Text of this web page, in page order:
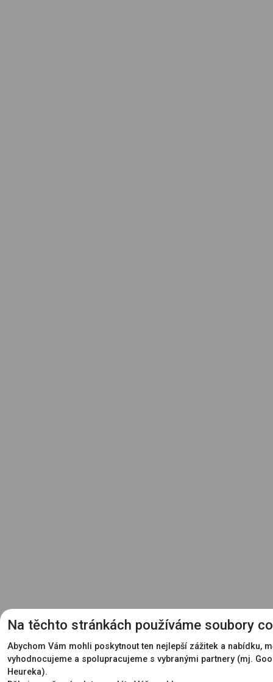
Na těchto stránkách používáme soubory
Abychom Vám mohli poskytnout ten nejlepší zážitek a nabídku,
vyhodnocujeme a spolupracujeme s vybranými partnery (mj.
Heureka).